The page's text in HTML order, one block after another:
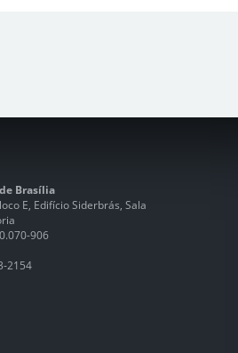
Brasília
E, Edifício Siderbrás, Sala
906
2154